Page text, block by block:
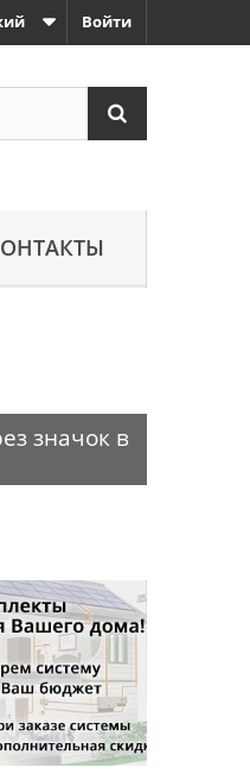
Войти
значок в